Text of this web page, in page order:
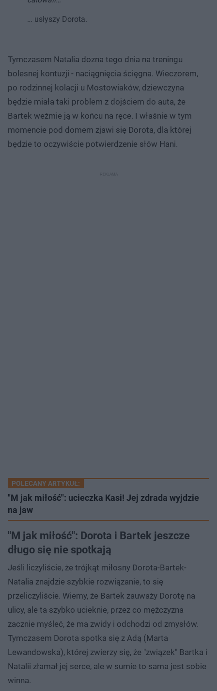
… usłyszy Dorota.
Tymczasem Natalia dozna tego dnia na treningu
bolesnej kontuzji - naciągnięcia ścięgna. Wieczorem,
po rodzinnej kolacji u Mostowiaków, dziewczyna
będzie miała taki problem z dojściem do auta, że
Bartek weźmie ją w końcu na ręce. I właśnie w tym
momencie pod domem zjawi się Dorota, dla której
będzie to oczywiście potwierdzenie słów Hani.
POLECANY ARTYKUŁ:
"M jak miłość": ucieczka Kasi! Jej zdrada wyjdzie
na jaw
"M jak miłość": Dorota i Bartek jeszcze
długo się nie spotkają
Jeśli liczyliście, że trójkąt miłosny Dorota-Bartek-
Natalia znajdzie szybkie rozwiązanie, to się
przeliczyliście. Wiemy, że Bartek zauważy Dorotę na
ulicy, ale ta szybko ucieknie, przez co mężczyzna
zacznie myśleć, że ma zwidy i odchodzi od zmysłów.
Tymczasem Dorota spotka się z Adą (Marta
Lewandowska), której zwierzy się, że "związek" Bartka i
Natalii złamał jej serce, ale w sumie to sama jest sobie
winna.